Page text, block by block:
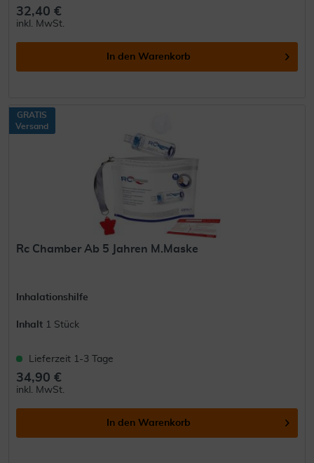
32,40 €
inkl. MwSt.
In den Warenkorb
GRATIS
Versand
Rc Chamber Ab 5 Jahren M.Maske
Inhalationshilfe
Inhalt 1 Stück
Lieferzeit 1-3 Tage
34,90 €
inkl. MwSt.
In den Warenkorb